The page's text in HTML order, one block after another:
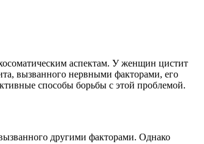
аспектам. У женщин цистит
вызванного нервными факторами, его
способы борьбы с этой проблемой.
другими факторами. Однако